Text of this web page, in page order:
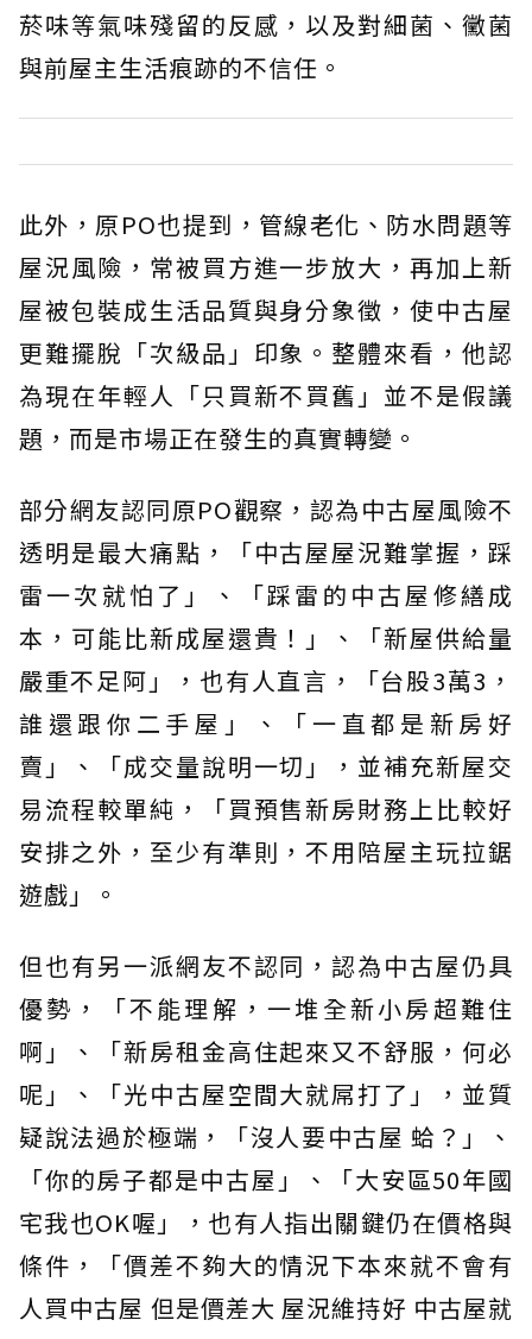
菸味等氣味殘留的反感，以及對細菌、黴菌
與前屋主生活痕跡的不信任。
此外，原PO也提到，管線老化、防水問題等
屋況風險，常被買方進一步放大，再加上新
屋被包裝成生活品質與身分象徵，使中古屋
更難擺脫「次級品」印象。整體來看，他認
為現在年輕人「只買新不買舊」並不是假議
題，而是市場正在發生的真實轉變。
部分網友認同原PO觀察，認為中古屋風險不
透明是最大痛點，「中古屋屋況難掌握，踩
雷一次就怕了」、「踩雷的中古屋修繕成
本，可能比新成屋還貴！」、「新屋供給量
嚴重不足阿」，也有人直言，「台股3萬3，
誰還跟你二手屋」、「一直都是新房好
賣」、「成交量說明一切」，並補充新屋交
易流程較單純，「買預售新房財務上比較好
安排之外，至少有準則，不用陪屋主玩拉鋸
遊戲」。
但也有另一派網友不認同，認為中古屋仍具
優勢，「不能理解，一堆全新小房超難住
啊」、「新房租金高住起來又不舒服，何必
呢」、「光中古屋空間大就屌打了」，並質
疑說法過於極端，「沒人要中古屋 蛤？」、
「你的房子都是中古屋」、「大安區50年國
宅我也OK喔」，也有人指出關鍵仍在價格與
條件，「價差不夠大的情況下本來就不會有
人買中古屋 但是價差大 屋況維持好 中古屋就